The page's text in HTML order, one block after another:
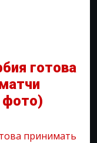
готова
фото)